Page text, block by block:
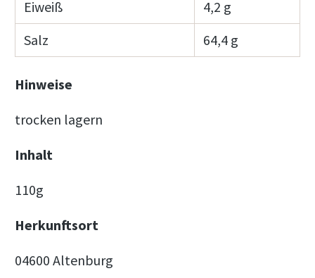
Eiweiß
4,2 g
Salz
64,4 g
Hinweise
trocken lagern
Inhalt
110g
Herkunftsort
04600 Altenburg